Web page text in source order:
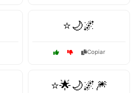
⭐🌙🌌
Copiar
⭐🌟🌙🌌🎆